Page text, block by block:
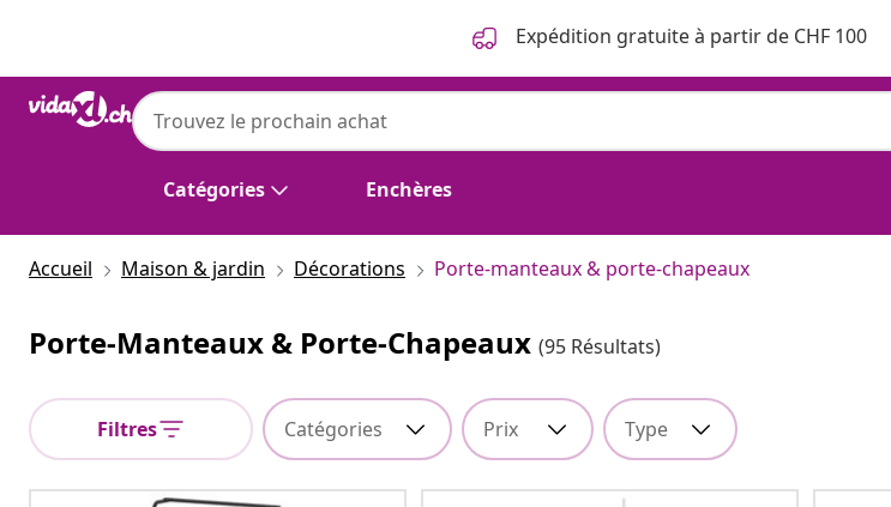
Expédition gratuite à partir de CHF 100
Catégories Enchères
Accueil Maison & jardin Décorations Porte-manteaux & porte-chapeaux
Porte-Manteaux & Porte-Chapeaux (95 Résultats)
Filtres Catégories Prix Type